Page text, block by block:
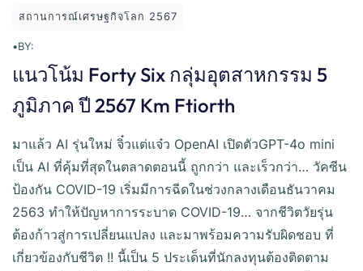
สถานการณ์เศรษฐกิจโลก 2567
•BY:
แนวโน้ม Forty Six กลุ่มอุตสาหกรรม 5
ภูมิภาค ปี 2567 Km Ftiorth
มาแล้ว AI รุ่นใหม่ จิ๋วแต่แจ๋ว OpenAI เปิดตัวGPT-4o mini
เป็น AI ที่คุ้มที่สุดในตลาดตอนนี้ ถูกกว่า และเร็วกว่า… วัคซีน
ป้องกัน COVID-19 เริ่มมีการฉีดในช่วงกลางเดือนธันวาคม
2563 ทำให้ปัญหาการระบาด COVID-19… จากชีวิตวัยรุ่น
ต้องก้าวสู่การเปลี่ยนแปลง และมาพร้อมความรับผิดชอบ ที่
เกี่ยวข้องกับชีวิต !! นี้เป็น 5 ประเด็นที่นักลงทุนต้องติดตาม